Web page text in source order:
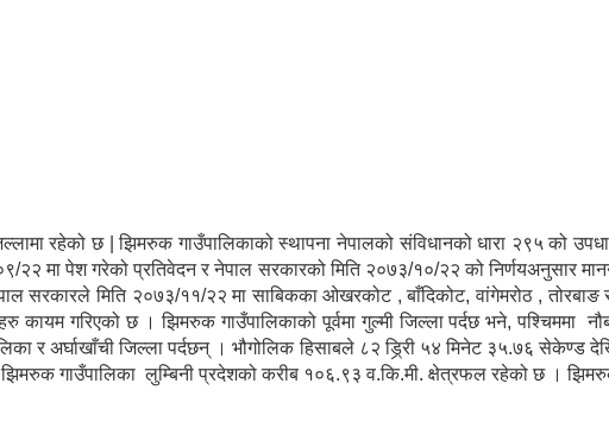
रहेको छ | झिमरुक गाउँपालिकाको स्थापना नेपालको संविधानको धारा २९५ को
२२ मा पेश गरेको प्रतिवेदन र नेपाल सरकारको मिति २०७३/१०/२२ को निर्णयअनुसार
सरकारले मिति २०७३/११/२२ मा साबिकका ओखरकोट , बाँदिकोट, वांगेमरोठ , तोरबा‌ङ
गरिएको छ । झिमरुक गाउँपालिकाको पूर्वमा गुल्मी जिल्ला पर्दछ भने, पश्चिममा
र अर्घाखाँची जिल्ला पर्दछन् । भौगोलिक हिसाबले ८२ ड्रि्री ५४ मिनेट ३५.७६ सेकेण्ड
गाउँपालिका लुम्बिनी प्रदेशको करीब १०६.९३ व.कि.मी. क्षेत्रफल रहेको छ ।